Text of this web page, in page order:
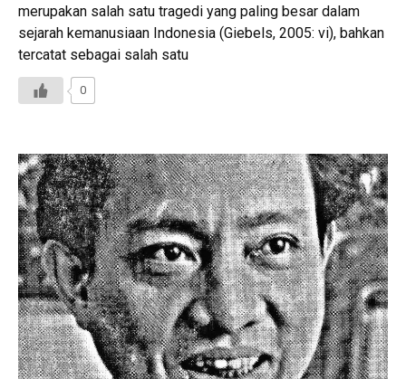
merupakan salah satu tragedi yang paling besar dalam
sejarah kemanusiaan Indonesia (Giebels, 2005: vi), bahkan
tercatat sebagai salah satu
0